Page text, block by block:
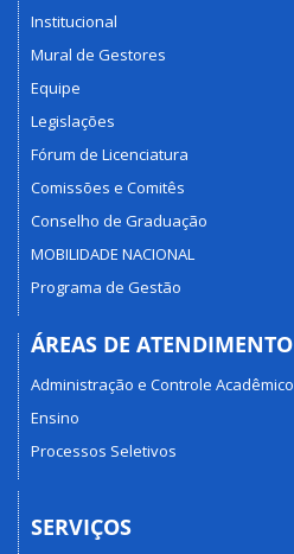
Institucional
Mural de Gestores
Equipe
Legislações
Fórum de Licenciatura
Comissões e Comitês
Conselho de Graduação
MOBILIDADE NACIONAL
Programa de Gestão
ÁREAS DE ATENDIMENTO
Administração e Controle Acadêmico
Ensino
Processos Seletivos
SERVIÇOS